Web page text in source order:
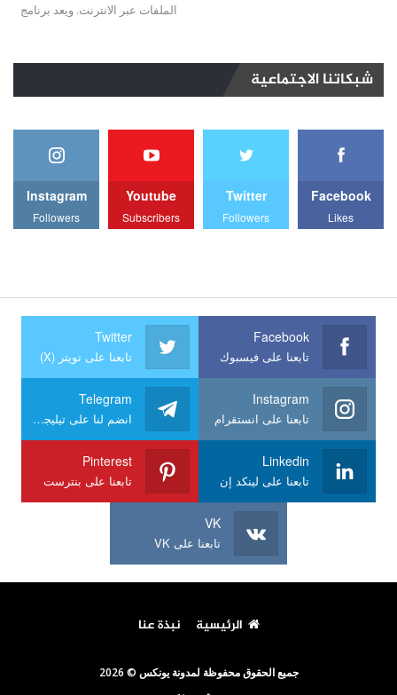
الملفات عبر الانترنت. ويعد برنامج
شبكاتنا الاجتماعية
Facebook
Likes
Twitter
Followers
Youtube
Subscribers
Instagram
Followers
Facebook
تابعنا على فيسبوك
Twitter
تابعنا على تويتر (X)
Instagram
تابعنا على انستقرام
Telegram
انضم لنا على تيليجرام
Linkedin
تابعنا على لينكد إن
Pinterest
تابعنا على بنترست
VK
تابعنا على VK
الرئيسية نبذة عنا
جميع الحقوق محفوظة لمدونة يونكس © 2026